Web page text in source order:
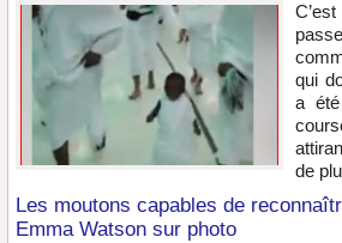
qui
a
de
Les moutons capables de
Emma Watson sur photo